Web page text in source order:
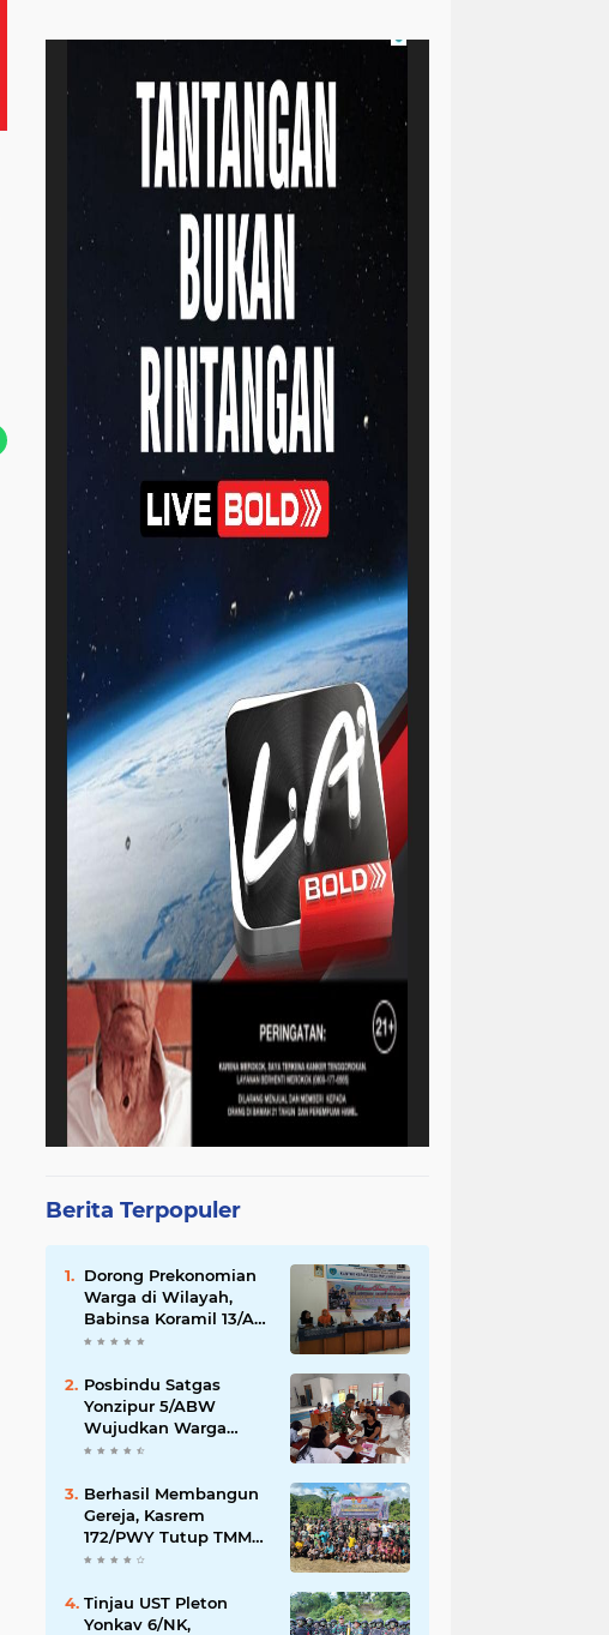
Berita Terpopuler
Dorong Prekonomian
Warga di Wilayah,
Babinsa Koramil 13/AN
Gandeng Kaum Ibu
Menjahit
Posbindu Satgas
Yonzipur 5/ABW
Wujudkan Warga
Sehat Hidup Bahagia
Berhasil Membangun
Gereja, Kasrem
172/PWY Tutup TMMD
Ke-120 Di Distrik Airu
Tinjau UST Pleton
Yonkav 6/NK,